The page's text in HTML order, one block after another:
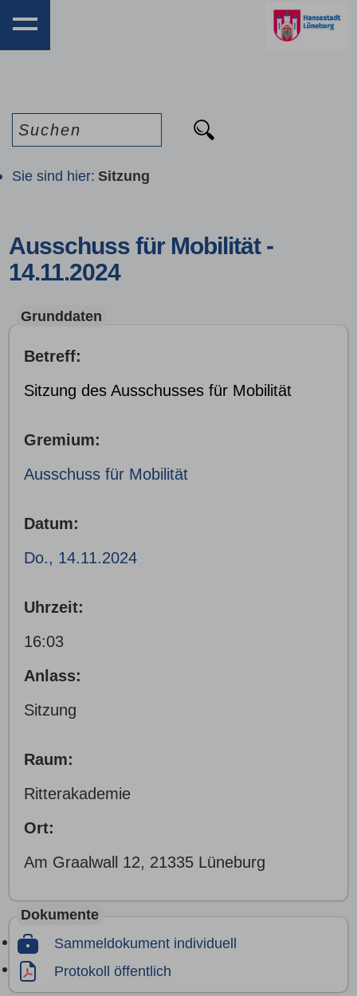
Sie sind hier: Sitzung
Ausschuss für Mobilität -
14.11.2024
Grunddaten
Betreff:
Sitzung des Ausschusses für Mobilität
Gremium:
Ausschuss für Mobilität
Datum:
Do., 14.11.2024
Uhrzeit:
16:03
Anlass:
Sitzung
Raum:
Ritterakademie
Ort:
Am Graalwall 12, 21335 Lüneburg
Dokumente
Sammeldokument individuell
Protokoll öffentlich